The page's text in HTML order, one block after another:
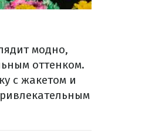
модно,
оттенком.
с жакетом и